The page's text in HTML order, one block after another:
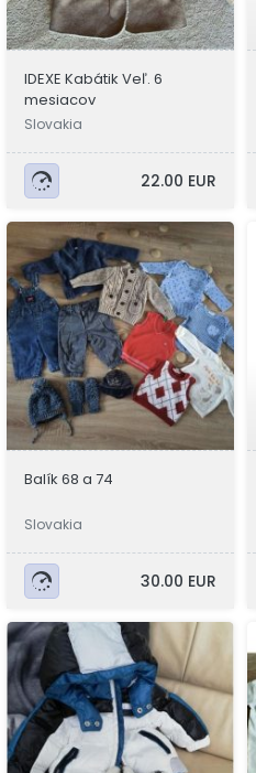
IDEXE Kabátik Veľ. 6
mesiacov
Slovakia
22.00 EUR
Balík 68 a 74
Slovakia
30.00 EUR